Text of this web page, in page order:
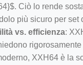
Ciò lo rende
più sicuro per set
vs. efficienza:
XXH64 è la